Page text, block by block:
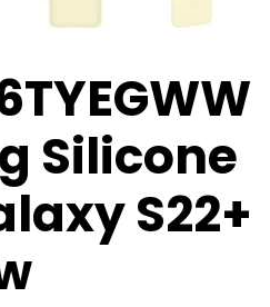
Silicone
S22+